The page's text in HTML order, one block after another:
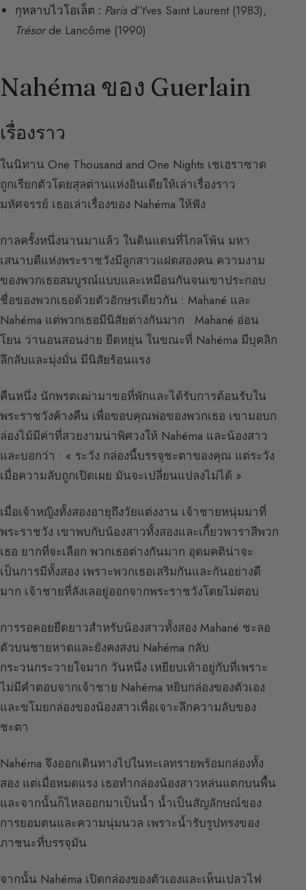
กุหลาบไวโอเล็ต : Parisd’Yves Saint Laurent (1983),
Trésorde Lancôme (1990)
Nahéma ของ Guerlain
เรื่องราว
ในนิทาน One Thousand and One Nights เชเฮราซาด
ถูกเรียกตัวโดยสุลต่านแห่งอินเดียให้เล่าเรื่องราว
มหัศจรรย์ เธอเล่าเรื่องของ Nahéma ให้ฟัง
กาลครั้งหนึ่งนานมาแล้ว ในดินแดนที่ไกลโพ้น มหา
เสนาบดีแห่งพระราชวังมีลูกสาวแฝดสองคน ความงาม
ของพวกเธอสมบูรณ์แบบและเหมือนกันจนเขาประกอบ
ชื่อของพวกเธอด้วยตัวอักษรเดียวกัน : Mahané และ
Nahéma แต่พวกเธอมีนิสัยต่างกันมาก : Mahané อ่อน
โยน ว่านอนสอนง่าย ยืดหยุ่น ในขณะที่ Nahéma มีบุคลิก
ลึกลับและมุ่งมั่น มีนิสัยร้อนแรง
คืนหนึ่ง นักพรตเฒ่ามาขอที่พักและได้รับการต้อนรับใน
พระราชวังค้างคืน เพื่อขอบคุณพ่อของพวกเธอ เขามอบก
ล่องไม้มีค่าที่สวยงามน่าพิศวงให้ Nahéma และน้องสาว
และบอกว่า : « ระวัง กล่องนี้บรรจุชะตาของคุณ แต่ระวัง
เมื่อความลับถูกเปิดเผย มันจะเปลี่ยนแปลงไม่ได้ »
เมื่อเจ้าหญิงทั้งสองอายุถึงวัยแต่งงาน เจ้าชายหนุ่มมาที่
พระราชวัง เขาพบกับน้องสาวทั้งสองและเกี้ยวพาราสีพวก
เธอ ยากที่จะเลือก พวกเธอต่างกันมาก อุดมคติน่าจะ
เป็นการมีทั้งสอง เพราะพวกเธอเสริมกันและกันอย่างดี
มาก เจ้าชายที่ลังเลอยู่ออกจากพระราชวังโดยไม่ตอบ
การรอคอยยืดยาวสำหรับน้องสาวทั้งสอง Mahané ชะลอ
ตัวบนชายหาดและยังคงสงบ Nahéma กลับ
กระวนกระวายใจมาก วันหนึ่ง เหยียบเท้าอยู่กับที่เพราะ
ไม่มีคำตอบจากเจ้าชาย Nahéma หยิบกล่องของตัวเอง
และขโมยกล่องของน้องสาวเพื่อเจาะลึกความลับของ
ชะตา
Nahéma จึงออกเดินทางไปในทะเลทรายพร้อมกล่องทั้ง
สอง แต่เมื่อหมดแรง เธอทำกล่องน้องสาวหล่นแตกบนพื้น
และจากนั้นก็ไหลออกมาเป็นน้ำ น้ำเป็นสัญลักษณ์ของ
การยอมตนและความนุ่มนวล เพราะน้ำรับรูปทรงของ
ภาชนะที่บรรจุมัน
จากนั้น Nahéma เปิดกล่องของตัวเองและเห็นเปลวไฟ